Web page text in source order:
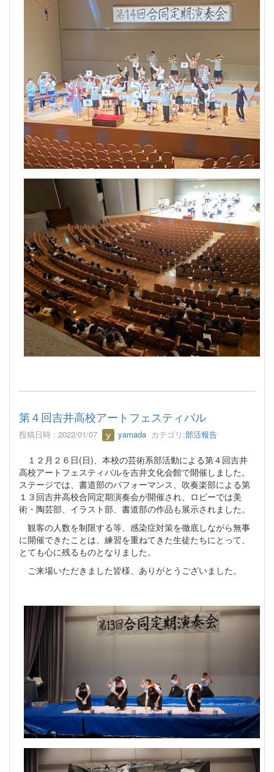
第４回吉井高校アートフェスティバル
投稿日時 : 2022/01/07 yamada カテゴリ:部活報告
１２月２６日(日)、本校の芸術系部活動による第４回吉井
高校アートフェスティバルを吉井文化会館で開催しました。
ステージでは、書道部のパフォーマンス、吹奏楽部による第
１３回吉井高校合同定期演奏会が開催され、ロビーでは美
術・陶芸部、イラスト部、書道部の作品も展示されました。
観客の人数を制限する等、感染症対策を徹底しながら無事
に開催できたことは、練習を重ねてきた生徒たちにとって、
とても心に残るものとなりました。
ご来場いただきました皆様、ありがとうございました。